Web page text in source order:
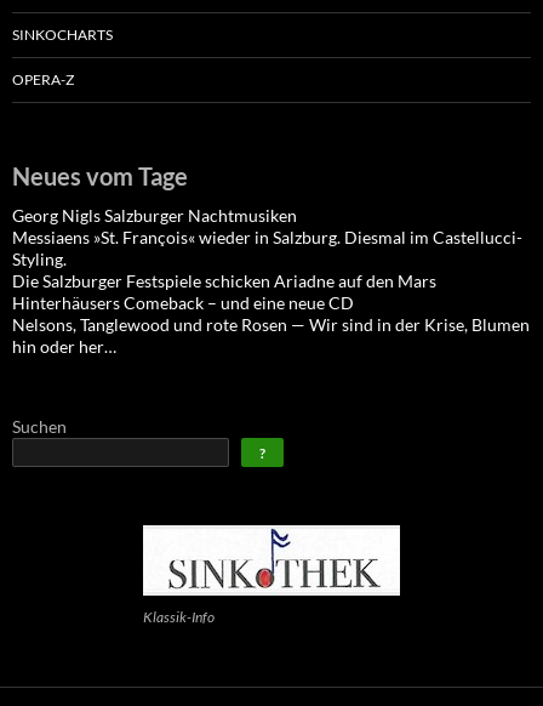
SINKOCHARTS
OPERA-Z
Neues vom Tage
Georg Nigls Salzburger Nachtmusiken
Messiaens »St. François« wieder in Salzburg. Diesmal im Castellucci-
Styling.
Die Salzburger Festspiele schicken Ariadne auf den Mars
Hinterhäusers Comeback – und eine neue CD
Nelsons, Tanglewood und rote Rosen — Wir sind in der Krise, Blumen
hin oder her…
Suchen
?
Klassik-Info